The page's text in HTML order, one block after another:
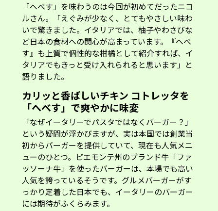
「へべす」を味わうのは今回が初めてだったニコ
ルさん。「えぐみが少なく、とてもやさしい味わ
いで驚きました。イタリアでは、柚子やわさびな
ど日本の食材への関心が高まっています。『へべ
す』も上質で個性的な柑橘として紹介すれば、イ
タリアでもきっと受け入れられると思います」と
語りました。
カリッと香ばしいチキン コトレッタを
「へべす」で爽やかに味変
「なぜイータリーでパスタではなくバーガー？」
という疑問が浮かびますが、実は本国では創業当
初からバーガーを提供していて、現在も人気メニ
ューのひとつ。ピエモンテ州のブランド牛「ファ
ッソーナ牛」を使ったバーガーは、本場でも高い
人気を誇っているそうです。グルメバーガーがす
っかり定着した日本でも、イータリーのバーガー
には期待がふくらみます。